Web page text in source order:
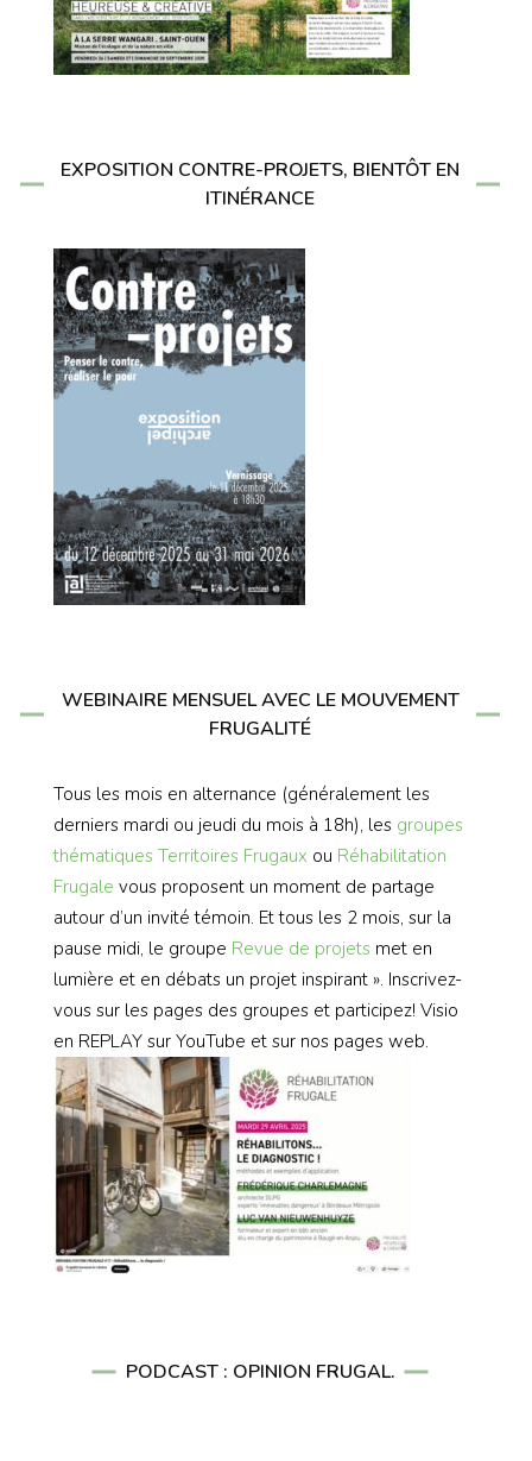
EXPOSITION CONTRE-PROJETS, BIENTÔT EN
ITINÉRANCE
WEBINAIRE MENSUEL AVEC LE MOUVEMENT
FRUGALITÉ
Tous les mois en alternance (généralement les
derniers mardi ou jeudi du mois à 18h), les groupes
thématiques Territoires Frugaux ou Réhabilitation
Frugale vous proposent un moment de partage
autour d’un invité témoin. Et tous les 2 mois, sur la
pause midi, le groupe Revue de projets met en
lumière et en débats un projet inspirant ». Inscrivez-
vous sur les pages des groupes et participez! Visio
en REPLAY sur YouTube et sur nos pages web.
PODCAST : OPINION FRUGAL.